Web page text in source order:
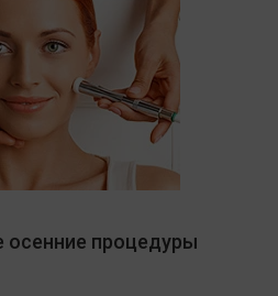
процедуры